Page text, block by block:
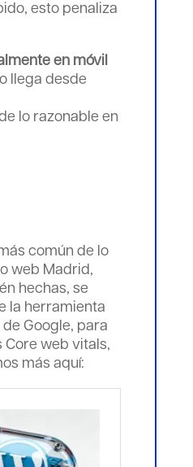
esto penaliza
en móvil
llega desde
lo razonable en
común de lo
web Madrid,
hechas, se
la herramienta
de Google, para
Core web vitals,
más aquí: